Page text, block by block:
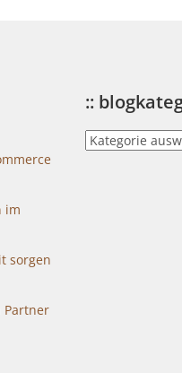
im
sorgen
Partner
::
::
blogkategorien